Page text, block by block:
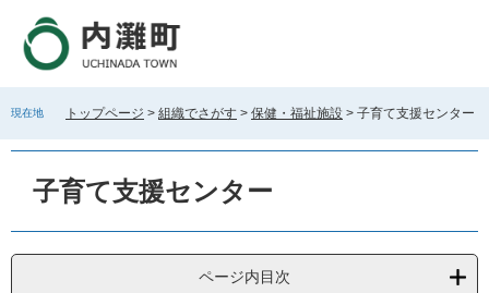
で
ば
へ
現在地 トップページ > 組織でさがす > 保健・福祉施設 > 子育て支援センター
子育て支援センター
ページ内目次